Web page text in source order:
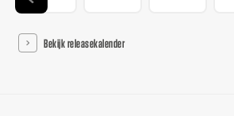
Bekijk releasekalender